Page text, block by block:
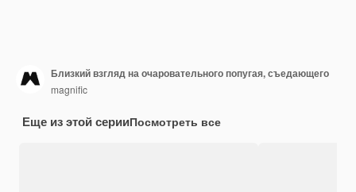
Близкий взгляд на очаровательного попугая, съедающего
magnific
Еще из этой серииПосмотреть все